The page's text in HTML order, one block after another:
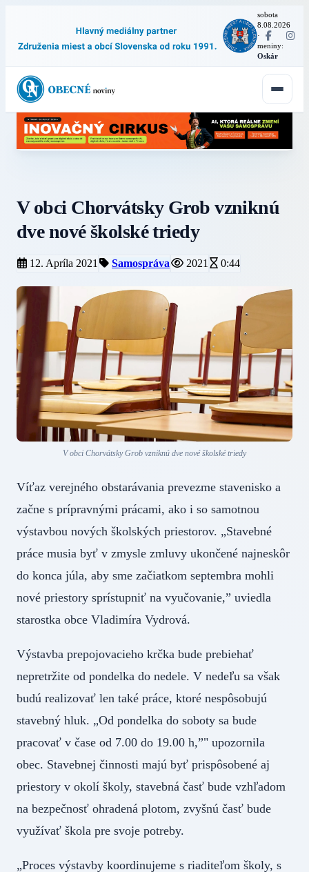
sobota
8.08.2026
·
meniny:
Oskár
V obci Chorvátsky Grob vzniknú
dve nové školské triedy
12. Apríla 2021 Samospráva 2021 0:44
V obci Chorvátsky Grob vzniknú dve nové školské triedy
Víťaz verejného obstarávania prevezme stavenisko a
začne s prípravnými prácami, ako i so samotnou
výstavbou nových školských priestorov. „Stavebné
práce musia byť v zmysle zmluvy ukončené najneskôr
do konca júla, aby sme začiatkom septembra mohli
nové priestory sprístupniť na vyučovanie,” uviedla
starostka obce Vladimíra Vydrová.
Výstavba prepojovacieho krčka bude prebiehať
nepretržite od pondelka do nedele. V nedeľu sa však
budú realizovať len také práce, ktoré nespôsobujú
stavebný hluk. „Od pondelka do soboty sa bude
pracovať v čase od 7.00 do 19.00 h,”" upozornila
obec. Stavebnej činnosti majú byť prispôsobené aj
priestory v okolí školy, stavebná časť bude vzhľadom
na bezpečnosť ohradená plotom, zvyšnú časť bude
využívať škola pre svoje potreby.
„Proces výstavby koordinujeme s riaditeľom školy, s